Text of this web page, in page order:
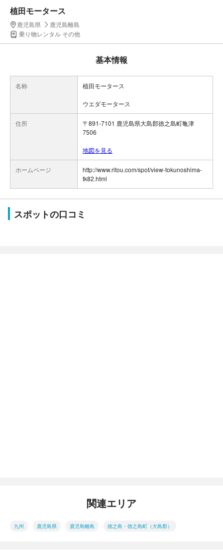
植田モータース
鹿児島県
鹿児島離島
乗り物レンタル その他
基本情報
名称 植田モータース
ウエダモータース
住所
〒891-7101 鹿児島県大島郡徳之島町亀津
7506
地図を見る
ホームページ
http://www.ritou.com/spot/view-tokunoshima-
tk82.html
スポットの口コミ
関連エリア
九州 鹿児島県 鹿児島離島 徳之島・徳之島町（大島郡）